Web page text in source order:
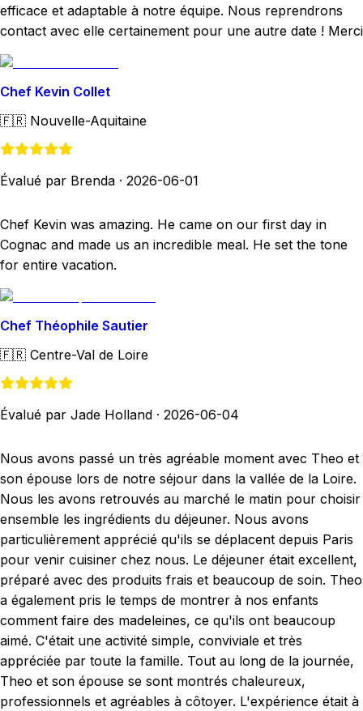
efficace et adaptable à notre équipe. Nous reprendrons
contact avec elle certainement pour une autre date ! Merci
Chef Kevin Collet
🇫🇷 Nouvelle-Aquitaine
Évalué par Brenda · 2026-06-01
Chef Kevin was amazing. He came on our first day in
Cognac and made us an incredible meal. He set the tone
for entire vacation.
Chef Théophile Sautier
🇫🇷 Centre-Val de Loire
Évalué par Jade Holland · 2026-06-04
Nous avons passé un très agréable moment avec Theo et
son épouse lors de notre séjour dans la vallée de la Loire.
Nous les avons retrouvés au marché le matin pour choisir
ensemble les ingrédients du déjeuner. Nous avons
particulièrement apprécié qu'ils se déplacent depuis Paris
pour venir cuisiner chez nous. Le déjeuner était excellent,
préparé avec des produits frais et beaucoup de soin. Theo
a également pris le temps de montrer à nos enfants
comment faire des madeleines, ce qu'ils ont beaucoup
aimé. C'était une activité simple, conviviale et très
appréciée par toute la famille. Tout au long de la journée,
Theo et son épouse se sont montrés chaleureux,
professionnels et agréables à côtoyer. L'expérience était à